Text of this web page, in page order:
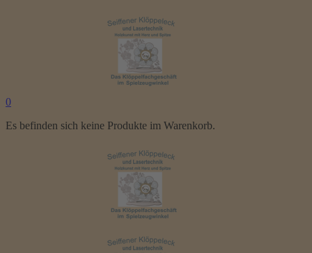
0
Es befinden sich keine Produkte im Warenkorb.